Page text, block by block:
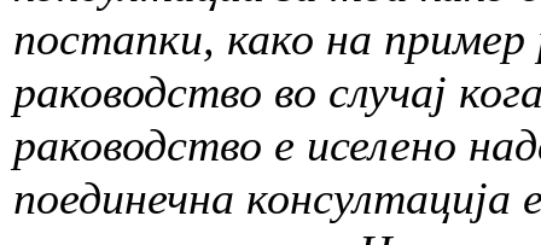
постапки, како на
раководство во случај
раководство е иселено
поединечна